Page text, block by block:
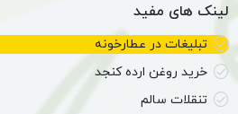
(80
گرم)
لینک های مفید
تبلیغات در عطارخونه
خرید روغن ارده کنجد
تنقلات سالم